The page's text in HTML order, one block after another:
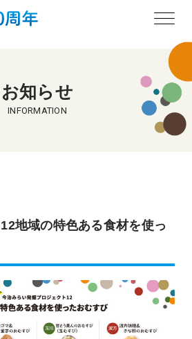
お知らせ
INFORMATION
地域の特色ある食材を使っ